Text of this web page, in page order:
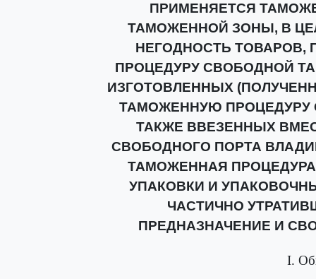
ПРИМЕНЯЕТСЯ
ТАМОЖЕННОЙ ЗОНЫ, В
НЕГОДНОСТЬ
ПРОЦЕДУРУ СВОБОДНОЙ
ИЗГОТОВЛЕННЫХ
ТАМОЖЕННУЮ
ТАКЖЕ ВВЕЗЕННЫХ
СВОБОДНОГО ПОРТА
ТАМОЖЕННАЯ
УПАКОВКИ И
ЧАСТИЧНО
ПРЕДНАЗНАЧЕНИЕ И
I.